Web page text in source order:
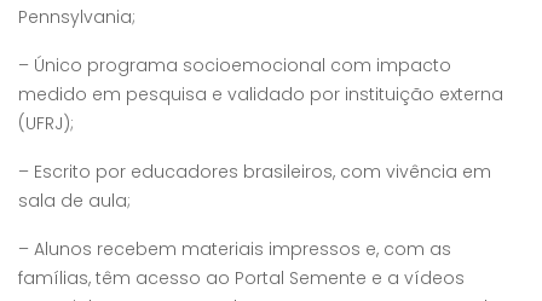
Pennsylvania;
– Único programa socioemocional com impacto
medido em pesquisa e validado por instituição externa
(UFRJ);
– Escrito por educadores brasileiros, com vivência em
sala de aula;
– Alunos recebem materiais impressos e, com as
famílias, têm acesso ao Portal Semente e a vídeos